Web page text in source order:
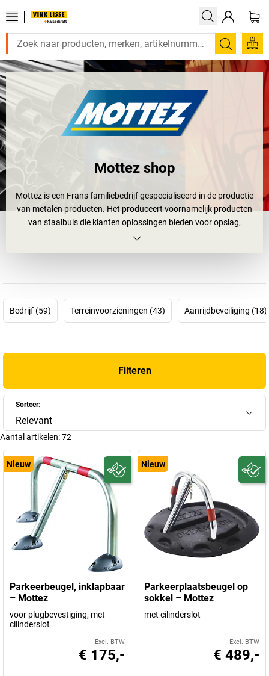
Zoeken
Mottez shop
Mottez is een Frans familiebedrijf gespecialiseerd in de productie
van metalen producten. Het produceert voornamelijk producten
van staalbuis die klanten oplossingen bieden voor opslag,
bescherming, transport en veiligheid. Mottez blijft het ontwerp en
betrokkenheid en passie!
Bedrijf (59)
Terreinvoorzieningen (43) Aanrijdbeveiliging (18)
Filteren
Sorteer:
Relevant
Aantal artikelen:72
Nieuw
Parkeerbeugel, inklapbaar
– Mottez
voor plugbevestiging, met
cilinderslot
Excl. BTW
€ 175,-
Nieuw
Parkeerplaatsbeugel op
sokkel – Mottez
met cilinderslot
Excl. BTW
€ 489,-